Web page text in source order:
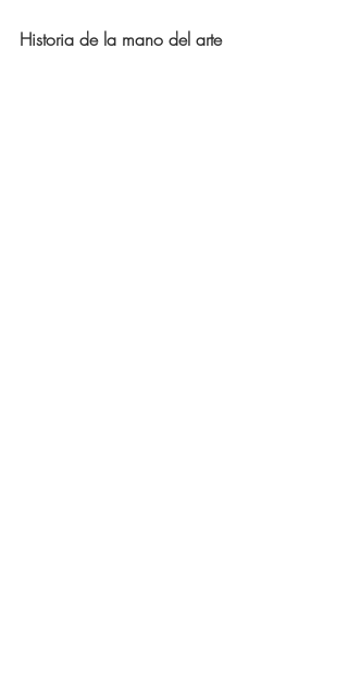
Historia de la mano del arte